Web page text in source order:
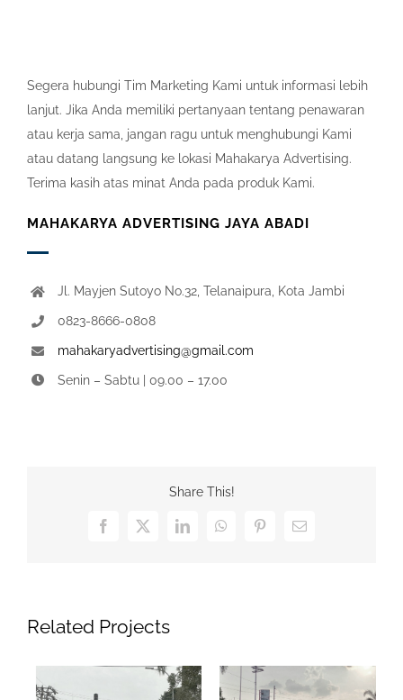
Segera hubungi Tim Marketing Kami untuk informasi lebih
lanjut. Jika Anda memiliki pertanyaan tentang penawaran
atau kerja sama, jangan ragu untuk menghubungi Kami
atau datang langsung ke lokasi Mahakarya Advertising.
Terima kasih atas minat Anda pada produk Kami.
MAHAKARYA ADVERTISING JAYA ABADI
Jl. Mayjen Sutoyo No.32, Telanaipura, Kota Jambi
0823-8666-0808
mahakaryadvertising@gmail.com
Senin – Sabtu | 09.00 – 17.00
Share This!
Facebook
X LinkedInWhatsAppPinterestEmail
Related Projects